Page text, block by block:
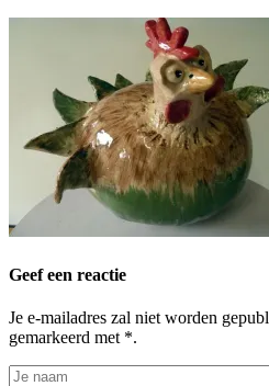
Geef een reactie
Je e-mailadres zal niet worden
gemarkeerd met *.